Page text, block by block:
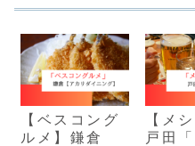
【ベスコング
ルメ】鎌倉
【メ
戸田